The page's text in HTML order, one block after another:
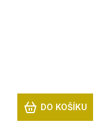
DO KOŠÍKU